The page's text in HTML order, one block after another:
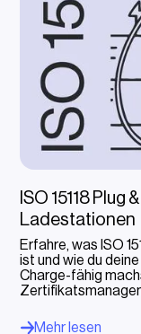
ISO 15118 Plug
Ladestationen
Erfahre, was ISO
ist und wie du
Charge-fähig
Mehr lesen